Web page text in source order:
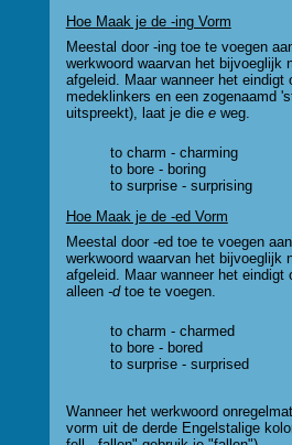
Hoe Maak je de -ing Vorm
Meestal door -ing toe te voegen
werkwoord waarvan het bijvoeglijk
afgeleid. Maar wanneer het eindigt
medeklinkers en een zogenaamd
uitspreekt), laat je die eweg.
to charm - charming
to bore - boring
to surprise - surprising
Hoe Maak je de -ed Vorm
Meestal door -ed toe te voegen
werkwoord waarvan het bijvoeglijk
afgeleid. Maar wanneer het eindigt
alleen -dtoe te voegen.
to charm - charmed
to bore - bored
to surprise - surprised
Wanneer het werkwoord
vorm uit de derde Engelstalige